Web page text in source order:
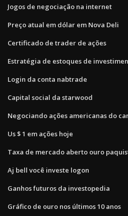
Jogos de negociação na internet
Preço atual em dólar em Nova Deli
Certificado de trader de ações
Estratégia de estoques de
Login da conta nabtrade
Capital social da starwood
Negociando ações americanas do
Us $ 1 em ações hoje
Taxa de mercado aberto ouro
Aj bell você investe logon
Ganhos futuros da investopedia
Gráfico de ouro nos últimos 10 anos